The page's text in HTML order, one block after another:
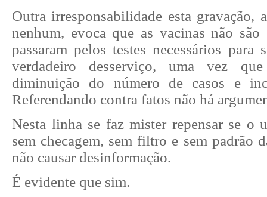
Outra irresponsabilidade esta gravação,
nenhum, evoca que as vacinas não são
passaram pelos testes necessários para
verdadeiro desserviço, uma vez
diminuição do número de casos e
Referendando contra fatos não há
Nesta linha se faz mister repensar se o
sem checagem, sem filtro e sem padrão
não causar desinformação.
É evidente que sim.